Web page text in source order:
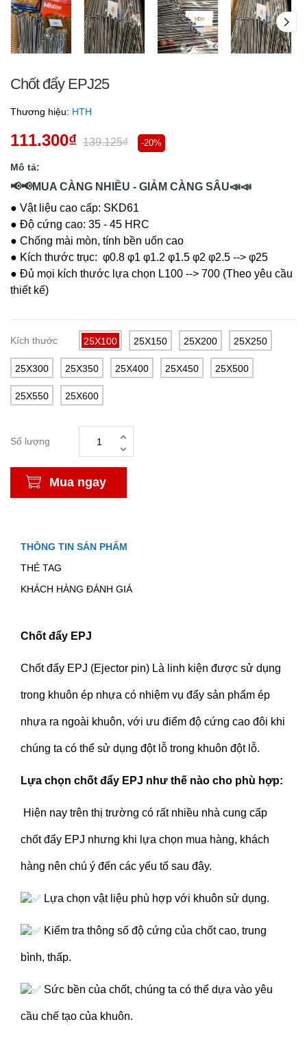
Chốt đẩy EPJ25
Thương hiệu: HTH
111.300₫ 139.125₫ -20%
Mô tả:
📢📢MUA CÀNG NHIỀU - GIẢM CÀNG SÂU📣📣
● Vật liệu cao cấp: SKD61
● Độ cứng cao: 35 - 45 HRC
● Chống mài mòn, tính bền uốn cao
● Kích thước trục: φ0.8 φ1 φ1.2 φ1.5 φ2 φ2.5 --> φ25
● Đủ mọi kích thước lựa chọn L100 --> 700 (Theo yêu cầu
thiết kế)
Kích thước 25X100 25X150 25X200 25X250
25X300 25X350 25X400 25X450 25X500
25X550 25X600
Số lượng
Mua ngay
THÔNG TIN SẢN PHẨM
THẺ TAG
KHÁCH HÀNG ĐÁNH GIÁ
Chốt đẩy EPJ
Chốt đẩy EPJ (Ejector pin) Là linh kiện được sử dụng
trong khuôn ép nhựa có nhiệm vụ đẩy sản phẩm ép
nhựa ra ngoài khuôn, với ưu điểm độ cứng cao đôi khi
chúng ta có thể sử dụng đột lỗ trong khuôn đột lỗ.
Lựa chọn chốt đẩy EPJ như thế nào cho phù hợp:
Hiện nay trên thị trường có rất nhiều nhà cung cấp
chốt đẩy EPJ nhưng khi lựa chọn mua hàng, khách
hàng nên chú ý đến các yếu tố sau đây.
Lựa chọn vật liệu phù hợp với khuôn sử dụng.
Kiểm tra thông số độ cứng của chốt cao, trung
bình, thấp.
Sức bền của chốt, chúng ta có thể dựa vào yêu
cầu chế tạo của khuôn.